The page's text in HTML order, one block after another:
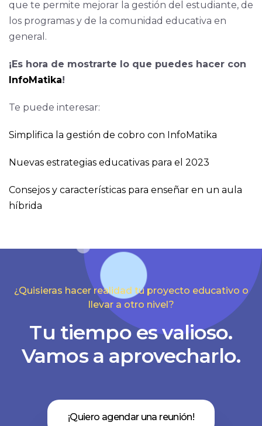
que te permite mejorar la gestión del estudiante, de
los programas y de la comunidad educativa en
general.
¡Es hora de mostrarte lo que puedes hacer con
InfoMatika!
Te puede interesar:
Simplifica la gestión de cobro con InfoMatika
Nuevas estrategias educativas para el 2023
Consejos y características para enseñar en un aula
híbrida
¿Quisieras hacer realidad tu proyecto educativo o
llevar a otro nivel?
Tu tiempo es valioso.
Vamos a aprovecharlo.
¡Quiero agendar una reunión!